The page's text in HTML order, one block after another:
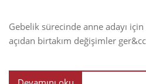
Gebelik sürecinde anne adayı
açıdan birtakım değişimler